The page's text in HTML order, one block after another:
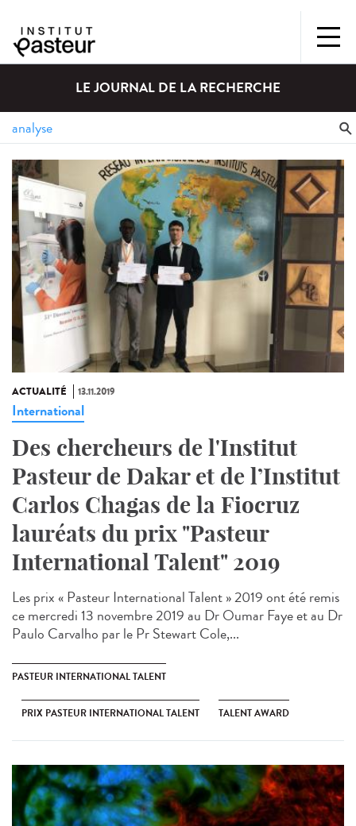
LE JOURNAL DE LA RECHERCHE
ACTUALITÉ 13.11.2019
International
Des chercheurs de l'Institut
Pasteur de Dakar et de l’Institut
Carlos Chagas de la Fiocruz
lauréats du prix "Pasteur
International Talent" 2019
Les prix « Pasteur International Talent » 2019 ont été remis
ce mercredi 13 novembre 2019 au Dr Oumar Faye et au Dr
Paulo Carvalho par le Pr Stewart Cole,...
PASTEUR INTERNATIONAL TALENT
PRIX PASTEUR INTERNATIONAL TALENT TALENT AWARD